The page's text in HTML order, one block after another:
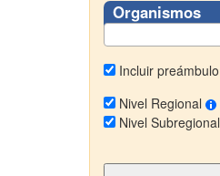
Organismos
Incluir preámbulo
Nivel Regional
Nivel Subregional